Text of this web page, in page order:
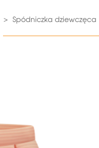
>
Spódniczka dziewczęca